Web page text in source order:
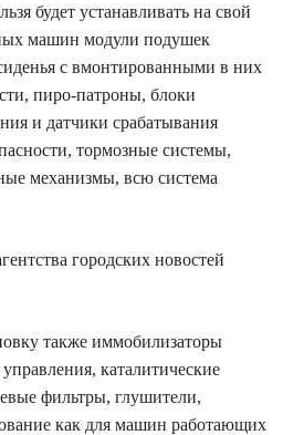
будет устанавливать на свой
машин модули подушек
с вмонтированными в них
пиро-патроны, блоки
и датчики срабатывания
тормозные системы,
механизмы, всю система
городских новостей
также иммобилизаторы
каталитические
фильтры, глушители,
как для машин работающих